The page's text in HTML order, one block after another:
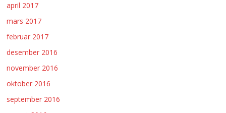
april 2017
mars 2017
februar 2017
desember 2016
november 2016
oktober 2016
september 2016